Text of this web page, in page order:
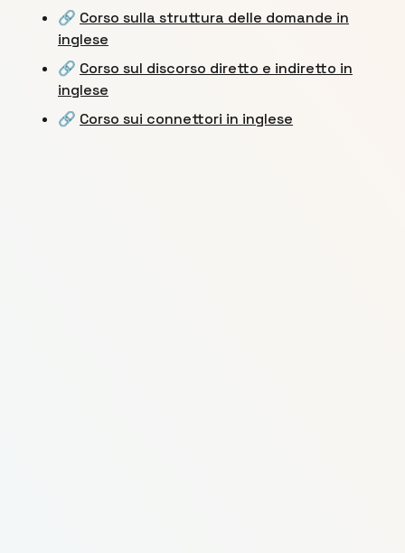
🔗 Corso sulla struttura delle domande in
inglese
🔗 Corso sul discorso diretto e indiretto in
inglese
🔗 Corso sui connettori in inglese